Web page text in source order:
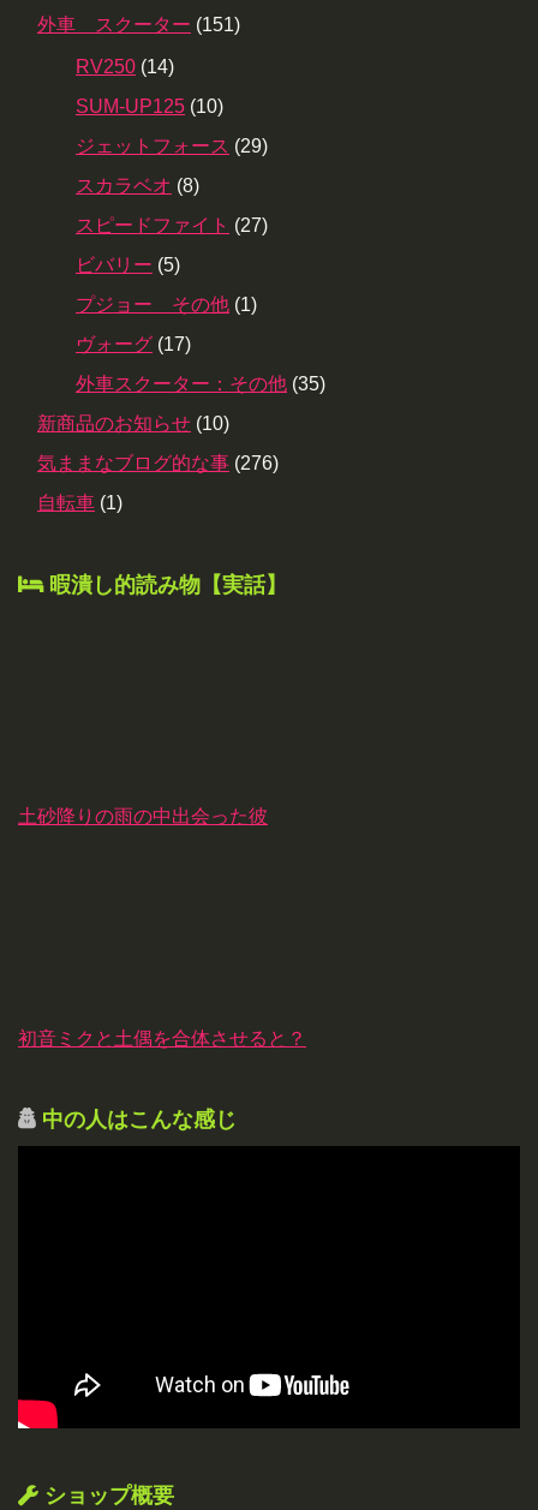
外車 スクーター (151)
RV250 (14)
SUM-UP125 (10)
ジェットフォース (29)
スカラベオ (8)
スピードファイト (27)
ビバリー (5)
プジョー その他 (1)
ヴォーグ (17)
外車スクーター：その他 (35)
新商品のお知らせ (10)
気ままなブログ的な事 (276)
自転車 (1)
暇潰し的読み物【実話】
土砂降りの雨の中出会った彼
初音ミクと土偶を合体させると？
中の人はこんな感じ
ショップ概要